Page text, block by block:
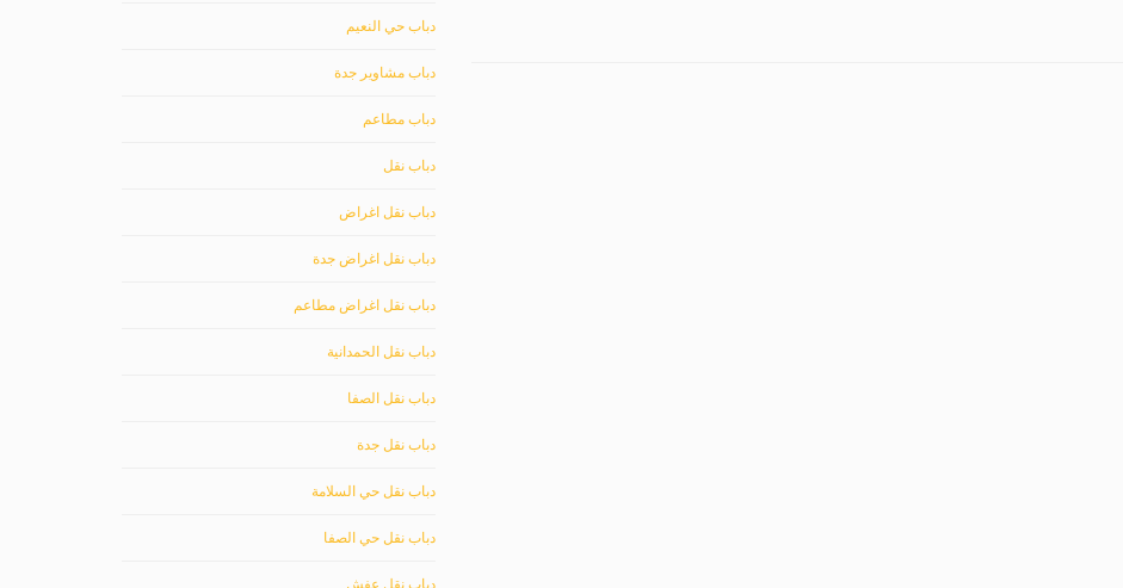
دباب حي النعيم
دباب مشاوير جدة
دباب مطاعم
دباب نقل
دباب نقل اغراض
دباب نقل اغراض جدة
دباب نقل اغراض مطاعم
دباب نقل الحمدانية
دباب نقل الصفا
دباب نقل جدة
دباب نقل حي السلامة
دباب نقل حي الصفا
دباب نقل عفش